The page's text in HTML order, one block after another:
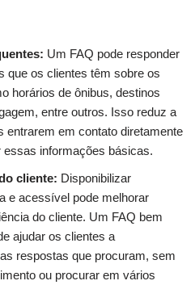
Um FAQ pode responder
que os clientes têm sobre os
horários de ônibus, destinos
entre outros. Isso reduz a
entrarem em contato diretamente
informações básicas.
cliente: Disponibilizar
e acessível pode melhorar
do cliente. Um FAQ bem
ajudar os clientes a
respostas que procuram, sem
ou procurar em vários